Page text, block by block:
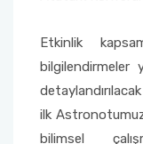
Etkinlik
bilgilendirmeler
ilk
bilimsel
Faaliyet Raporları
Akademik Tören
İletişim Fakültesi
Kemer Denizcilik
Serik Gülsün
Sosyal Bilimler MYO
Uluslararası İlişkiler
Sıkça Sorulan Sorular
Online Sağlık
Yönetim Sistemi)
Dış Kaynaklı Proje
AB Projeleri